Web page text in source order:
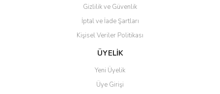
Gönder
Gizlilik ve Güvenlik
İptal ve İade Şartları
Kişisel Veriler Politikası
ÜYELİK
Yeni Üyelik
Üye Girişi